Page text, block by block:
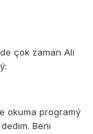
çok zaman Ali
okuma programý
Beni